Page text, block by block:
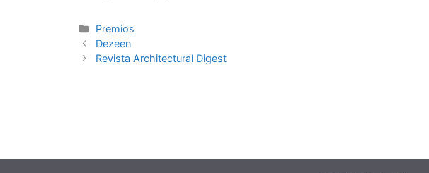
Premios
Dezeen
Revista Architectural Digest